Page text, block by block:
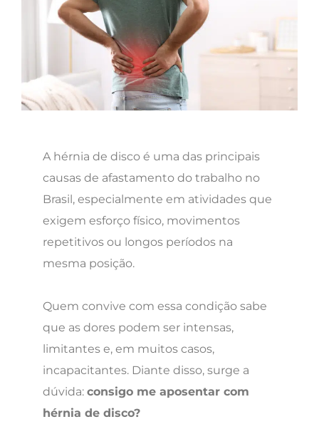
A hérnia de disco é uma das principais
causas de afastamento do trabalho no
Brasil, especialmente em atividades que
exigem esforço físico, movimentos
repetitivos ou longos períodos na
mesma posição.
Quem convive com essa condição sabe
que as dores podem ser intensas,
limitantes e, em muitos casos,
incapacitantes. Diante disso, surge a
dúvida: consigo me aposentar com
hérnia de disco?